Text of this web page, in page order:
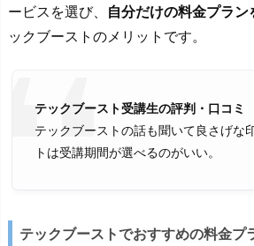
ービスを選び、 自分だけの料金プラン
ックブーストのメリットです。
テックブースト受講生の評判・口コミ
テックブーストの話も聞いて良さげな
トは受講期間が選べるのがいい。
テックブーストでおすすめの料金プ